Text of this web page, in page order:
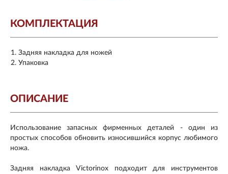
КОМПЛЕКТАЦИЯ
Задняя накладка для ножей
Упаковка
ОПИСАНИЕ
Использование запасных фирменных деталей - один из
простых способов обновить износившийся корпус любимого
ножа.
Задняя накладка Victorinox подходит для инструментов